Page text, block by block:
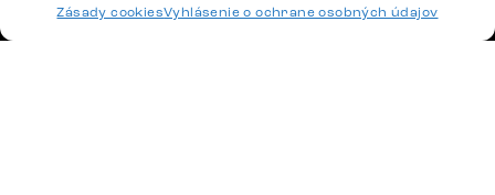
Zásady cookiesVyhlásenie o ochrane osobných údajov
Platby